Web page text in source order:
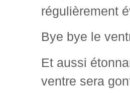
régulièrement
Bye bye le
Et aussi
ventre sera